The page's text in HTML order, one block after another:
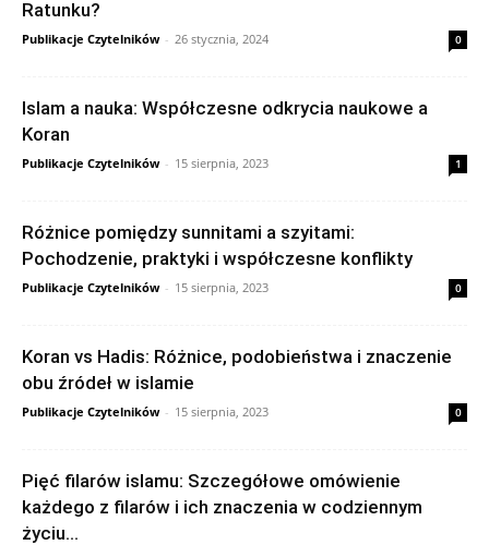
Ratunku?
Publikacje Czytelników - 26 stycznia, 2024 0
Islam a nauka: Współczesne odkrycia naukowe a
Koran
Publikacje Czytelników - 15 sierpnia, 2023 1
Różnice pomiędzy sunnitami a szyitami:
Pochodzenie, praktyki i współczesne konflikty
Publikacje Czytelników - 15 sierpnia, 2023 0
Koran vs Hadis: Różnice, podobieństwa i znaczenie
obu źródeł w islamie
Publikacje Czytelników - 15 sierpnia, 2023 0
Pięć filarów islamu: Szczegółowe omówienie
każdego z filarów i ich znaczenia w codziennym
życiu...